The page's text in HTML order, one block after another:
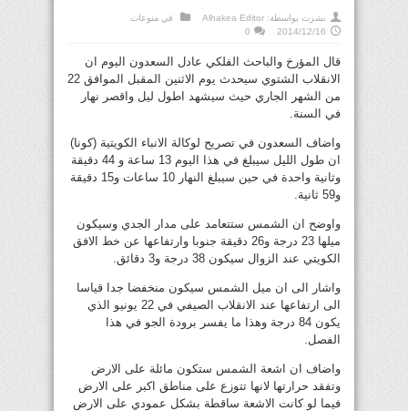
نشرت بواسطة: Alhakea Editor في منوعات
2014/12/16
0
قال المؤرخ والباحث الفلكي عادل السعدون اليوم ان
الانقلاب الشتوي سيحدث يوم الاثنين المقبل الموافق 22
من الشهر الجاري حيث سيشهد اطول ليل واقصر نهار
في السنة.
واضاف السعدون في تصريح لوكالة الانباء الكويتية (كونا)
ان طول الليل سيبلغ في هذا اليوم 13 ساعة و 44 دقيقة
وثانية واحدة في حين سيبلغ النهار 10 ساعات و15 دقيقة
و59 ثانية.
واوضح ان الشمس ستتعامد على مدار الجدي وسيكون
ميلها 23 درجة و26 دقيقة جنوبا وارتفاعها عن خط الافق
الكويتي عند الزوال سيكون 38 درجة و3 دقائق.
واشار الى ان ميل الشمس سيكون منخفضا جدا قياسا
الى ارتفاعها عند الانقلاب الصيفي في 22 يونيو الذي
يكون 84 درجة وهذا ما يفسر برودة الجو في هذا
الفصل.
واضاف ان اشعة الشمس ستكون مائلة على الارض
وتفقد حرارتها لانها تتوزع على مناطق اكبر على الارض
فيما لو كانت الاشعة ساقطة بشكل عمودي على الارض